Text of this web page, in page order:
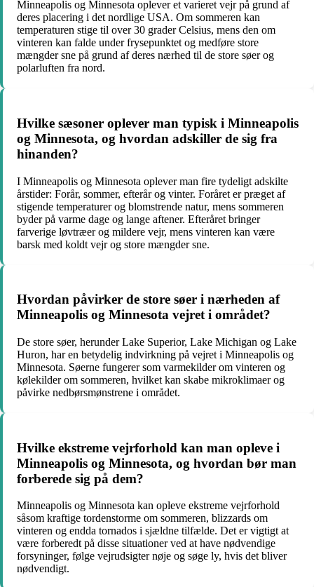
Minneapolis og Minnesota oplever et varieret vejr på grund af
deres placering i det nordlige USA. Om sommeren kan
temperaturen stige til over 30 grader Celsius, mens den om
vinteren kan falde under frysepunktet og medføre store
mængder sne på grund af deres nærhed til de store søer og
polarluften fra nord.
Hvilke sæsoner oplever man typisk i Minneapolis
og Minnesota, og hvordan adskiller de sig fra
hinanden?
I Minneapolis og Minnesota oplever man fire tydeligt adskilte
årstider: Forår, sommer, efterår og vinter. Foråret er præget af
stigende temperaturer og blomstrende natur, mens sommeren
byder på varme dage og lange aftener. Efteråret bringer
farverige løvtræer og mildere vejr, mens vinteren kan være
barsk med koldt vejr og store mængder sne.
Hvordan påvirker de store søer i nærheden af
Minneapolis og Minnesota vejret i området?
De store søer, herunder Lake Superior, Lake Michigan og Lake
Huron, har en betydelig indvirkning på vejret i Minneapolis og
Minnesota. Søerne fungerer som varmekilder om vinteren og
kølekilder om sommeren, hvilket kan skabe mikroklimaer og
påvirke nedbørsmønstrene i området.
Hvilke ekstreme vejrforhold kan man opleve i
Minneapolis og Minnesota, og hvordan bør man
forberede sig på dem?
Minneapolis og Minnesota kan opleve ekstreme vejrforhold
såsom kraftige tordenstorme om sommeren, blizzards om
vinteren og endda tornados i sjældne tilfælde. Det er vigtigt at
være forberedt på disse situationer ved at have nødvendige
forsyninger, følge vejrudsigter nøje og søge ly, hvis det bliver
nødvendigt.